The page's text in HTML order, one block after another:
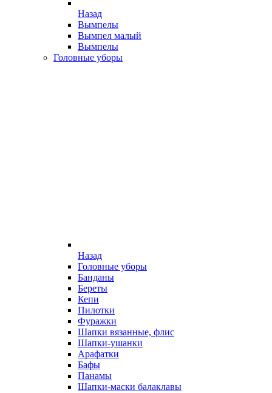
Назад
Вымпелы
Вымпел малый
Вымпелы
Головные уборы
Назад
Головные уборы
Банданы
Береты
Кепи
Пилотки
Фуражки
Шапки вязанные, флис
Шапки-ушанки
Арафатки
Бафы
Панамы
Шапки-маски балаклавы